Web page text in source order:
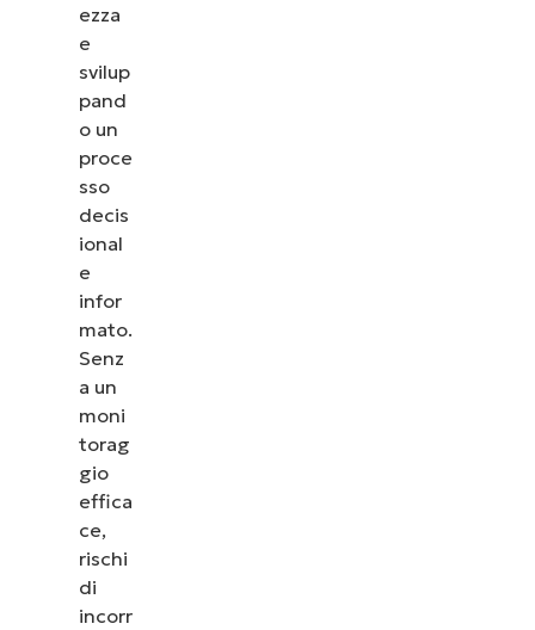
ezza
e
svilup
pand
o un
proce
sso
decis
ional
e
infor
mato.
Senz
a un
moni
torag
gio
effica
ce,
rischi
di
incorr